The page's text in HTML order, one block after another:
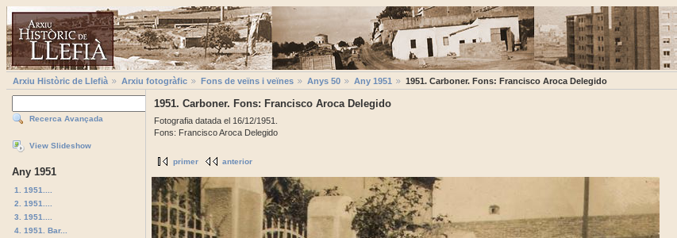
Arxiu Històric de Llefià Arxiu fotogràfic Fons de veïns i veïnes Anys 50 Any 1951 1951. Carboner. Fons: Francisco Aroca Delegido
Recerca Avançada
View Slideshow
Any 1951
1. 1951....
2. 1951....
3. 1951....
4. 1951. Bar...
1951. Carboner. Fons: Francisco Aroca Delegido
Fotografia datada el 16/12/1951.
Fons: Francisco Aroca Delegido
primer anterior